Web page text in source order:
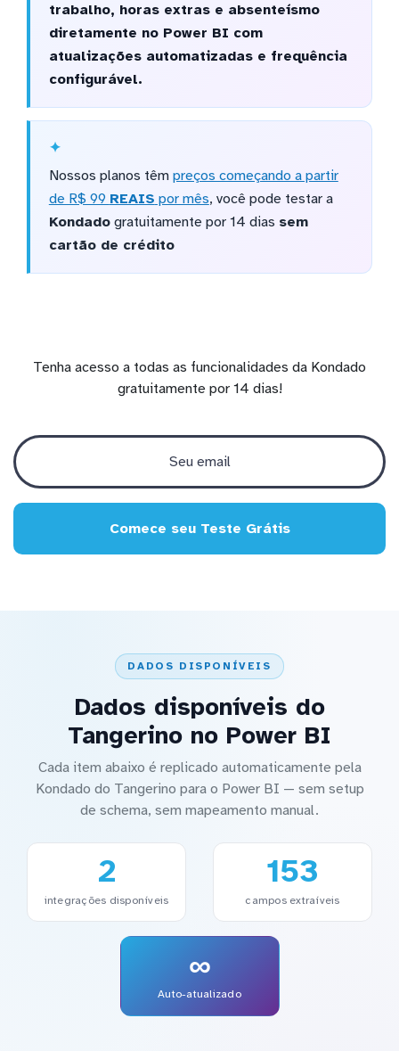
trabalho, horas extras e absenteísmo
diretamente no Power BI com
atualizações automatizadas e frequência
configurável.
Nossos planos têm preços começando a partir
de R$ 99 REAIS por mês, você pode testar a
Kondadogratuitamente por 14 dias sem
cartão de crédito
Tenha acesso a todas as funcionalidades da Kondado
gratuitamente por 14 dias!
Comece seu Teste Grátis
DADOS DISPONÍVEIS
Dados disponíveis do
Tangerino no Power BI
Cada item abaixo é replicado automaticamente pela
Kondado do Tangerino para o Power BI — sem setup
de schema, sem mapeamento manual.
2
integrações disponíveis
153
campos extraíveis
∞
Auto-atualizado